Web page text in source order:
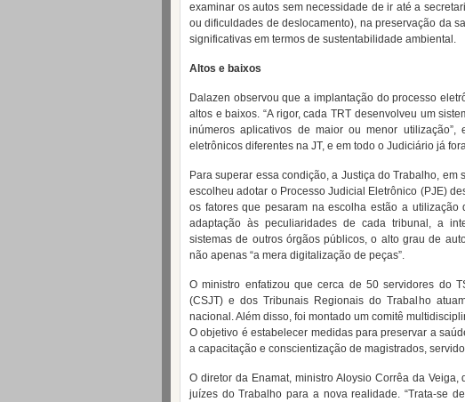
examinar os autos sem necessidade de ir até a
ou dificuldades de deslocamento), na preservação da
significativas em termos de sustentabilidade ambiental.
Altos e baixos
Dalazen observou que a implantação do processo
altos e baixos. “A rigor, cada TRT desenvolveu um
inúmeros aplicativos de maior ou menor utilização”,
eletrônicos diferentes na JT, e em todo o Judiciário já
Para superar essa condição, a Justiça do Trabalho,
escolheu adotar o Processo Judicial Eletrônico (PJE)
os fatores que pesaram na escolha estão a
adaptação às peculiaridades de cada tribunal, a
sistemas de outros órgãos públicos, o alto grau de
não apenas “a mera digitalização de peças”.
O ministro enfatizou que cerca de 50 servidores do
(CSJT) e dos Tribunais Regionais do Trabalho
nacional. Além disso, foi montado um comitê
O objetivo é estabelecer medidas para preservar a
a capacitação e conscientização de magistrados,
O diretor da Enamat, ministro Aloysio Corrêa da
juízes do Trabalho para a nova realidade. “Trata-se